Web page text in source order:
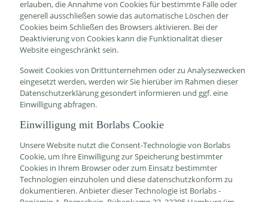
erlauben, die Annahme von Cookies für bestimmte Fälle oder
generell ausschließen sowie das automatische Löschen der
Cookies beim Schließen des Browsers aktivieren. Bei der
Deaktivierung von Cookies kann die Funktionalität dieser
Website eingeschränkt sein.
Soweit Cookies von Drittunternehmen oder zu Analysezwecken
eingesetzt werden, werden wir Sie hierüber im Rahmen dieser
Datenschutzerklärung gesondert informieren und ggf. eine
Einwilligung abfragen.
Einwilligung mit Borlabs Cookie
Unsere Website nutzt die Consent-Technologie von Borlabs
Cookie, um Ihre Einwilligung zur Speicherung bestimmter
Cookies in Ihrem Browser oder zum Einsatz bestimmter
Technologien einzuholen und diese datenschutzkonform zu
dokumentieren. Anbieter dieser Technologie ist Borlabs -